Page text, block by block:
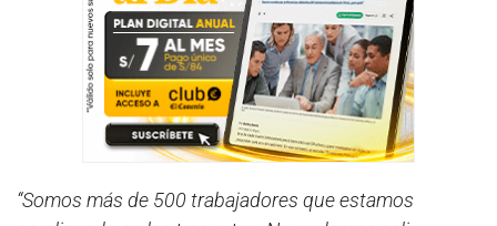
“Somos más de 500 trabajadores que estamos